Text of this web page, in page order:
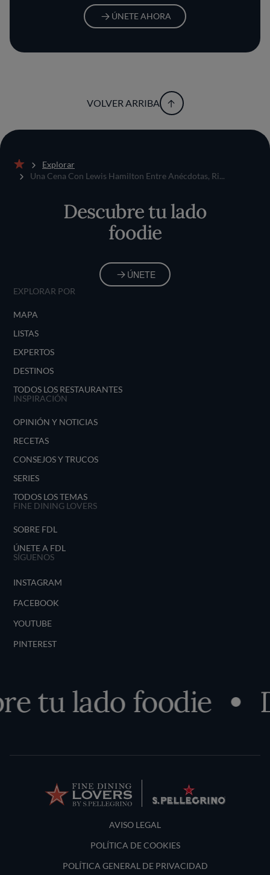
ÚNETE AHORA
VOLVER ARRIBA
Inicio
Explorar
Una Cena Con Lewis Hamilton Entre Anécdotas, Ri...
Descubre tu lado
foodie
ÚNETE
EXPLORAR POR
MAPA
LISTAS
EXPERTOS
DESTINOS
TODOS LOS RESTAURANTES
INSPIRACIÓN
OPINIÓN Y NOTICIAS
RECETAS
CONSEJOS Y TRUCOS
SERIES
TODOS LOS TEMAS
FINE DINING LOVERS
SOBRE FDL
ÚNETE A FDL
SÍGUENOS
INSTAGRAM
FACEBOOK
YOUTUBE
PINTEREST
tu lado foodie
Terms and Conditions
AVISO LEGAL
POLÍTICA DE COOKIES
POLÍTICA GENERAL DE PRIVACIDAD